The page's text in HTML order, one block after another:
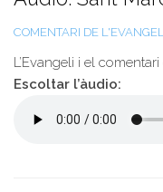
Escrits-articles
Notícies
Castellano
COMENTARI DE
L’Evangeli i el
Escoltar l’àudio: